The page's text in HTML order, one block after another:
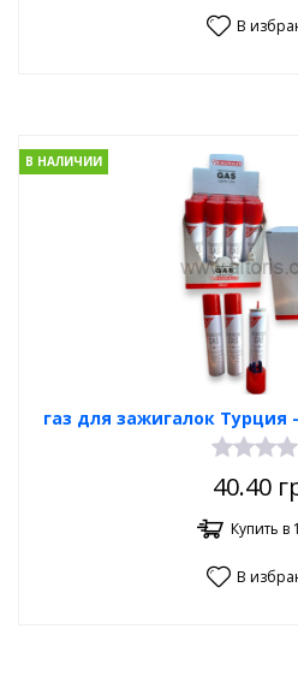
В
газ для зажигалок Турция
В НАЛИЧИИ
40.40
Купить в
В